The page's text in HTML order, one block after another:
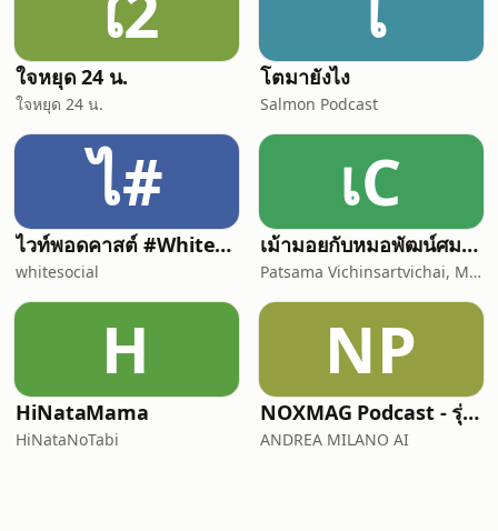
ใจหยุด 24 น.
ใจหยุด 24 น.
โตมายังไง
Salmon Podcast
ไ#
ไวท์พอดคาสต์ #WhitePodcast | White Channel | ไวท์แชนแนล
whitesocial
เC
เม้ามอยกับหมอพัฒน์ศมา Chit chat with Dr. Pat
Patsama Vichinsartvichai, MD., MClinEmbryol, EFOG-EBCOG, EFRM-ESHRE/EBCOG.
H
HiNataMama
HiNataNoTabi
NP
NOXMAG Podcast - รุ่นภาษาไทย
ANDREA MILANO AI